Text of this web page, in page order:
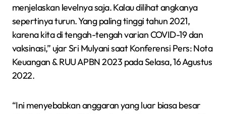
menjelaskan levelnya saja. Kalau dilihat angkanya
sepertinya turun. Yang paling tinggi tahun 2021,
karena kita di tengah-tengah varian COVID-19 dan
vaksinasi,” ujar Sri Mulyani saat Konferensi Pers: Nota
Keuangan & RUU APBN 2023 pada Selasa, 16 Agustus
2022.
“Ini menyebabkan anggaran yang luar biasa besar